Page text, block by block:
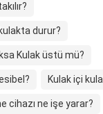
durur?
Kulak üstü mü?
Kulak içi
cihazı ne işe yarar?